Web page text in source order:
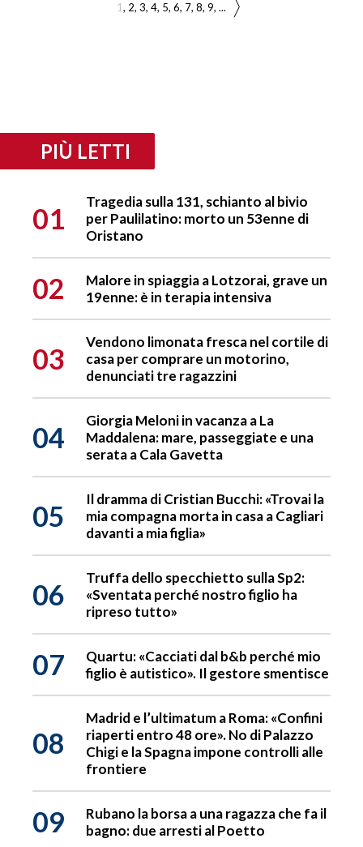
1 2 3 4 5 6 7 8 9 ...
PIÙ LETTI
01
Tragedia sulla 131, schianto al bivio
per Paulilatino: morto un 53enne di
Oristano
02
Malore in spiaggia a Lotzorai, grave un
19enne: è in terapia intensiva
03
Vendono limonata fresca nel cortile di
casa per comprare un motorino,
denunciati tre ragazzini
04
Giorgia Meloni in vacanza a La
Maddalena: mare, passeggiate e una
serata a Cala Gavetta
05
Il dramma di Cristian Bucchi: «Trovai la
mia compagna morta in casa a Cagliari
davanti a mia figlia»
06
Truffa dello specchietto sulla Sp2:
«Sventata perché nostro figlio ha
ripreso tutto»
07
Quartu: «Cacciati dal b&b perché mio
figlio è autistico». Il gestore smentisce
08
Madrid e l’ultimatum a Roma: «Confini
riaperti entro 48 ore». No di Palazzo
Chigi e la Spagna impone controlli alle
frontiere
09
Rubano la borsa a una ragazza che fa il
bagno: due arresti al Poetto